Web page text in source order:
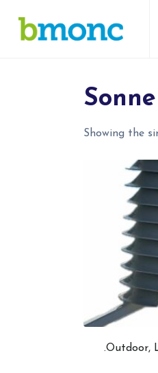
Showing the
.Outdoor,